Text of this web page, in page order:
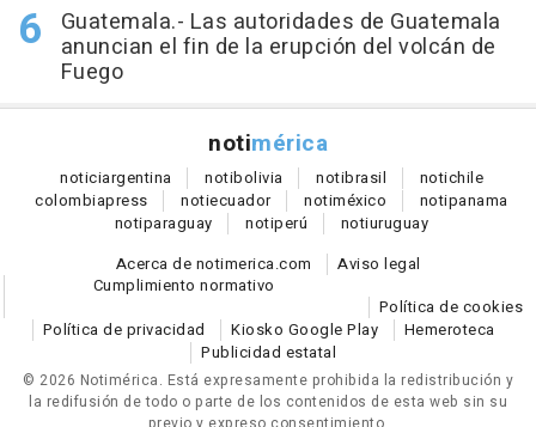
Guatemala.- Las autoridades de Guatemala
anuncian el fin de la erupción del volcán de
Fuego
notimérica
noticiargentina notibolivia notibrasil notichile
colombiapress notiecuador notiméxico notipanama
notiparaguay notiperú notiuruguay
Acerca de notimerica.com
Aviso legal
Cumplimiento normativo
Política de cookies
Política de privacidad
Kiosko Google Play
Hemeroteca
Publicidad estatal
© 2026 Notimérica. Está expresamente prohibida la redistribución y
la redifusión de todo o parte de los contenidos de esta web sin su